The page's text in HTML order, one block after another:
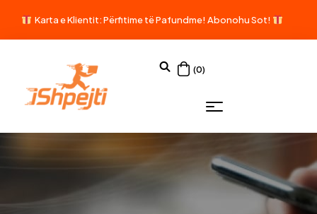
Karta e Klientit: Përfitime të Pafundme! Abonohu Sot!
(0)